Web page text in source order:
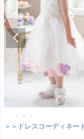
＞＞ドレスコーディネー